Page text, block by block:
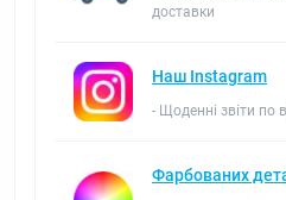
доставки
Наш Instagram
- Щоденні звіти по
Фарбованих